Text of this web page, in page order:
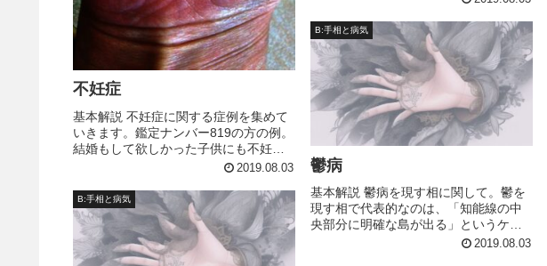
角は、「生活」が「四角い箱の中に閉
じ込められる」という意味があります...
不妊症
基本解説 不妊症に関する症例を集めて
いきます。鑑定ナンバー819の方の例。
結婚もして欲しかった子供にも不妊治
療の末ようやく恵まれ、悩みも大いに
けられ、好きなことが出来、今、とて
も幸せな人生を歩ませていただい...
2019.08.03
B:手相と病気
鬱病
基本解説 鬱病を現す相に関して。鬱を
現す相で代表的なのは、「知能線の中
央部分に明確な島が出る」というケー
ス。これは往々にして見かける相で、
2019.08.03
B:手相と病気